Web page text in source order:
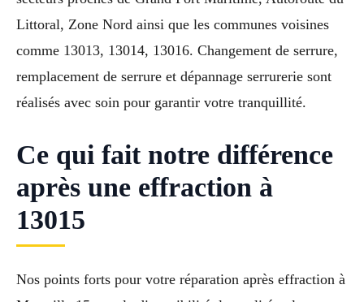
Littoral, Zone Nord ainsi que les communes voisines
comme 13013, 13014, 13016. Changement de serrure,
remplacement de serrure et dépannage serrurerie sont
réalisés avec soin pour garantir votre tranquillité.
Ce qui fait notre différence
après une effraction à
13015
Nos points forts pour votre réparation après effraction à